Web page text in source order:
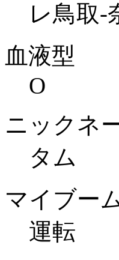
レ鳥取-
血液型
O
ニックネ
タム
マイブー
運転